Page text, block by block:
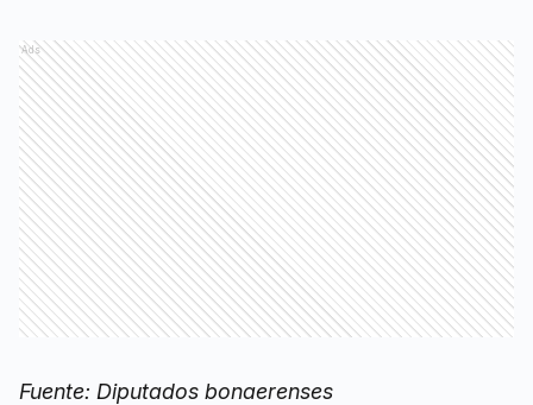
Ads
Fuente: Diputados bonaerenses